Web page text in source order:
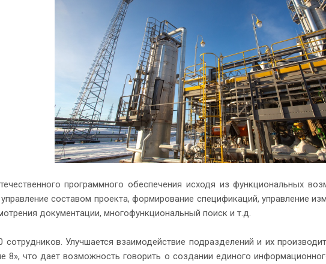
программного обеспечения исходя из функциональных
составом проекта, формирование спецификаций, управление
документации, многофункциональный поиск и т.д.
Улучшается взаимодействие подразделений и их
8», что дает возможность говорить о создании единого